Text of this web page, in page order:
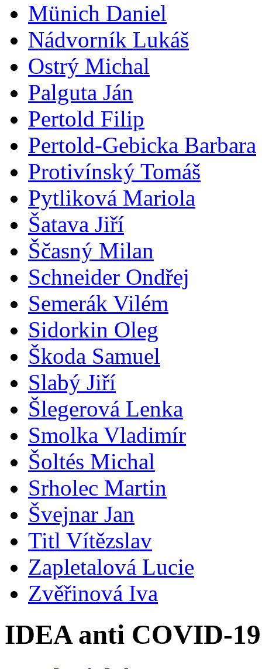
Münich Daniel
Nádvorník Lukáš
Ostrý Michal
Palguta Ján
Pertold Filip
Pertold-Gebicka Barbara
Protivínský Tomáš
Pytliková Mariola
Šatava Jiří
Ščasný Milan
Schneider Ondřej
Semerák Vilém
Sidorkin Oleg
Škoda Samuel
Slabý Jiří
Šlegerová Lenka
Smolka Vladimír
Šoltés Michal
Srholec Martin
Švejnar Jan
Titl Vítězslav
Zapletalová Lucie
Zvěřinová Iva
IDEA anti COVID-19